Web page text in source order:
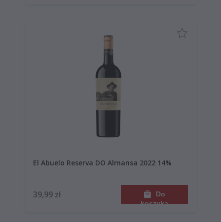
El Abuelo Reserva DO Almansa 2022 14%
39,99 zł
Do
koszyka